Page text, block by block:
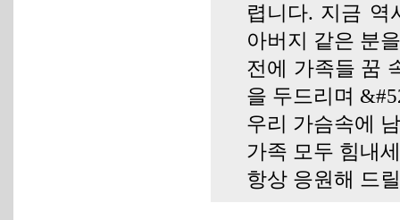
렵니다. 지금 역
아버지 같은 분
전에 가족들 꿈
을 두드리며
우리 가슴속에
가족 모두 힘내
항상 응원해 드